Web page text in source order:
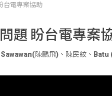
台電專案協助
題 盼台電專案
陳鵬飛) 、 陳民紋 、 Batu